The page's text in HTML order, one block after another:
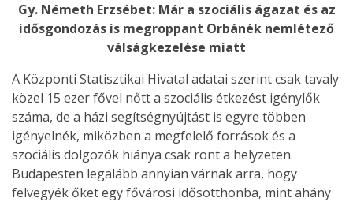
Gy. Németh Erzsébet: Már a szociális ágazat és az
idősgondozás is megroppant Orbánék nemlétező
válságkezelése miatt
A Központi Statisztikai Hivatal adatai szerint csak tavaly
közel 15 ezer fővel nőtt a szociális étkezést igénylők
száma, de a házi segítségnyújtást is egyre többen
igényelnék, miközben a megfelelő források és a
szociális dolgozók hiánya csak ront a helyzeten.
Budapesten legalább annyian várnak arra, hogy
felvegyék őket egy fővárosi idősotthonba, mint ahány